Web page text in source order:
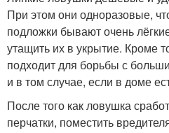
При этом они одноразовые,
подложки бывают очень
утащить их в укрытие. Кроме
подходит для борьбы с
и в том случае, если в доме
После того как ловушка
перчатки, поместить